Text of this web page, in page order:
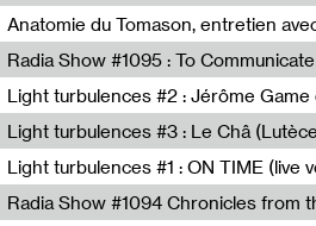
Nathalie Lacroix,Virginie Poitrasson
Loraine Baud,Sylvain Cardonnel
Usmaradio
Lutèce Lockness
Jérôme Game,Jean-Michel Espitallier